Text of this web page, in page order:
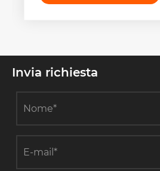
Invia richiesta